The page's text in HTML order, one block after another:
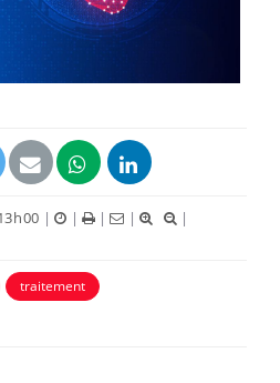
| | | |
|
traitement